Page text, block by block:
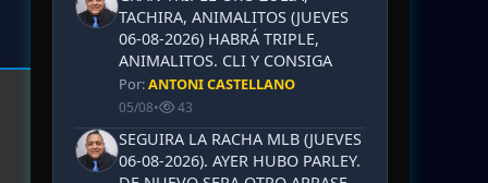
TACHIRA, ANIMALITOS (JUEVES
06-08-2026) HABRÁ TRIPLE,
ANIMALITOS. CLI Y CONSIGA
Por:ANTONI CASTELLANO
05/08• 43
SEGUIRA LA RACHA MLB (JUEVES
06-08-2026). AYER HUBO PARLEY.